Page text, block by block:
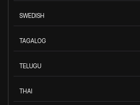
SWEDISH
TAGALOG
TELUGU
THAI